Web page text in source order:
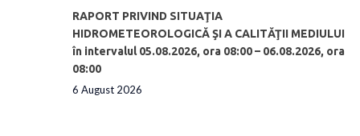
RAPORT PRIVIND SITUAŢIA
HIDROMETEOROLOGICĂ ŞI A CALITĂŢII MEDIULUI
în intervalul 05.08.2026, ora 08:00 – 06.08.2026, ora
08:00
6 August 2026